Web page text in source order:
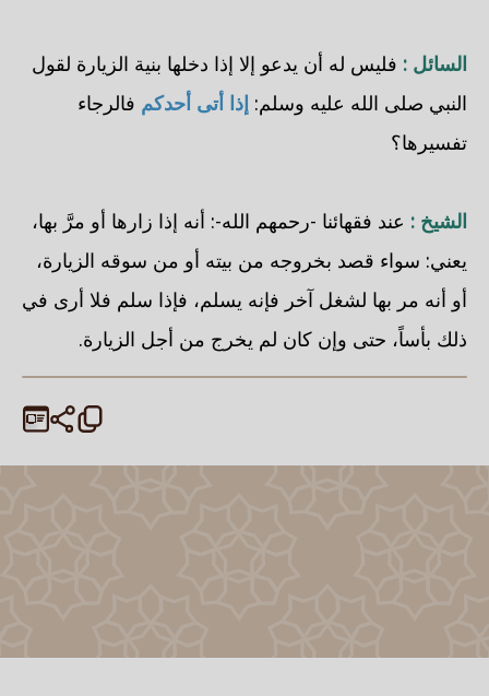
السائل : فليس له أن يدعو إلا إذا دخلها بنية الزيارة لقول
النبي صلى الله عليه وسلم: إذا أتى أحدكم فالرجاء
تفسيرها؟
الشيخ : عند فقهائنا -رحمهم الله-: أنه إذا زارها أو مرَّ بها،
يعني: سواء قصد بخروجه من بيته أو من سوقه الزيارة،
أو أنه مر بها لشغل آخر فإنه يسلم، فإذا سلم فلا أرى في
ذلك بأساً، حتى وإن كان لم يخرج من أجل الزيارة.